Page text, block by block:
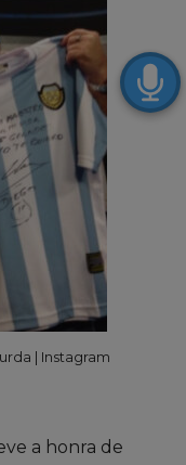
| Instagram
a honra de